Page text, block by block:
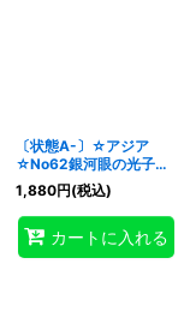
〔状態A-〕☆アジア
☆No62銀河眼の光子竜
皇【OFプリズマティッ
クシークレット】{アジ
アLOSP-JP014}《エク
シーズ》
1,880円(税込)
カートに入れる